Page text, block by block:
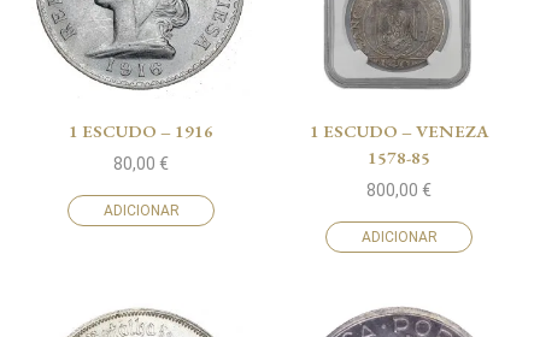
1 ESCUDO – 1916
80,00 €
ADICIONAR
1 ESCUDO – VENEZA
1578-85
800,00 €
ADICIONAR